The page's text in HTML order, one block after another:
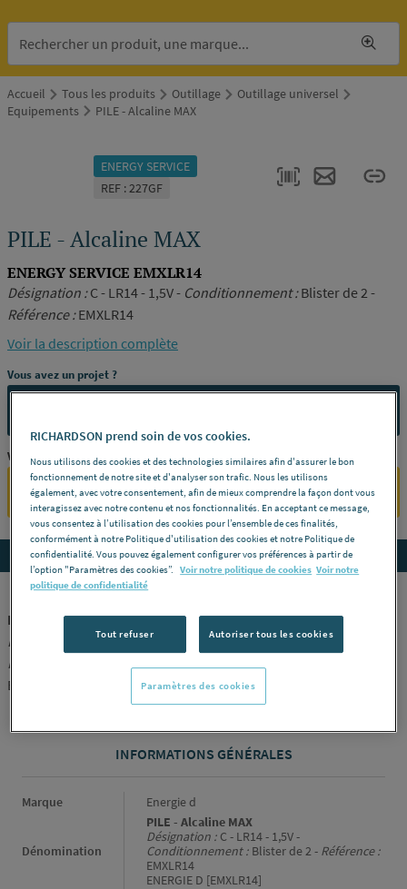
Accueil Tous les produits Outillage
Outillage universel
Equipements
PILE - Alcaline MAX
ENERGY SERVICE
REF : 227GF
PILE - Alcaline MAX
ENERGY SERVICE EMXLR14
Désignation :C - LR14 - 1,5V - Conditionnement :Blister de 2 -
Référence :EMXLR14
Voir la description complète
Vous avez un projet ?
Vous êtes un professionnel ?
SE CONNECTER
Accedez aux détails du produit
PILE - Alcaline MAX
Désignation :
C - LR14 - 1,5V - Conditionnement :Blister de 2 -
Référence :
ENERGIE D [EMXLR14]
INFORMATIONS GÉNÉRALES
Informations générales
Marque Energie d
Dénomination
PILE - Alcaline MAX
Désignation : C - LR14 - 1,5V -
Conditionnement : Blister de 2 - Référence :
EMXLR14
ENERGIE D [EMXLR14]
RICHARDSON prend soin de vos cookies.
Nous utilisons des cookies et des technologies similaires afin d'assurer le bon
fonctionnement de notre site et d'analyser son trafic. Nous les utilisons
également, avec votre consentement, afin de mieux comprendre la façon dont vous
interagissez avec notre contenu et nos fonctionnalités. En acceptant ce message,
vous consentez à l’utilisation des cookies pour l’ensemble de ces finalités,
conformément à notre Politique d'utilisation des cookies et notre Politique de
confidentialité. Vous pouvez également configurer vos préférences à partir de
l’option "Paramètres des cookies”. Voir notre politique de cookies Voir notre
politique de confidentialité
Tout refuser Autoriser tous les cookies
Paramètres des cookies